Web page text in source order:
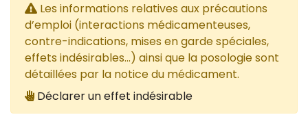
Les informations relatives aux précautions
d’emploi (interactions médicamenteuses,
contre-indications, mises en garde spéciales,
effets indésirables...) ainsi que la posologie sont
détaillées par la notice du médicament.
Déclarer un effet indésirable